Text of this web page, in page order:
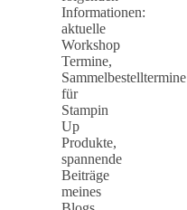
Informationen:
aktuelle
Workshop
Termine,
Sammelbestelltermine
für
Stampin
Up
Produkte,
spannende
Beiträge
meines